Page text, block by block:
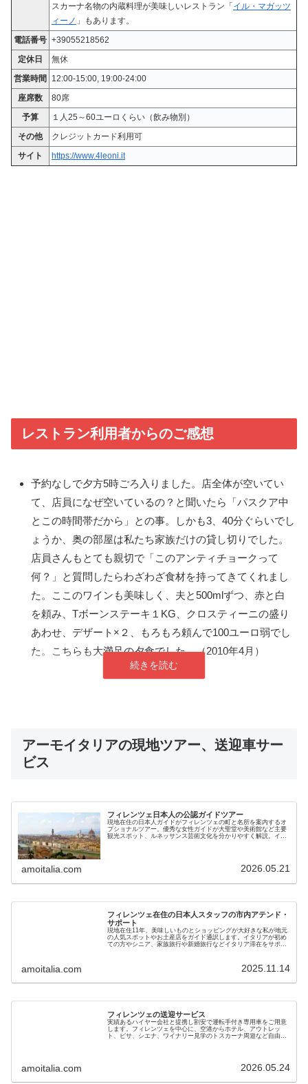
スカーナ名物の内蔵料理が美味しいレストラン「 イル・マガッツ
ィーノ 」もあります。
電話番号 +39055218562
定休日
無休
営業時間
12:00-15:00, 19:00-24:00
座席数
80席
予算
１人25～60ユーロくらい（飲み物別）
その他
クレジットカード利用可
サイト
https://www.4leoni.it
レストラン利用者からのご感想
予約なしで夕方5時ごろ入りました。店全体が空いてい
て、店員になぜ空いているの？と聞いたら「パスクア中
とこの時間帯だから」との事。しかも3、40分ぐらいでし
ょうか、奥の部屋は私たち家族だけの貸し切りでした。
店員さんもとても親切で「このアンティチョークって
何？」と質問したらわざわざ食材を持ってきてくれまし
た。ここのワインも美味しく、夫と500mlずつ、赤と白
を頼み、Tボーンステーキ１KG、クロスティーニの盛り
あわせ、デザート×２、もろもろ頼んで100ユーロ弱でし
た。こちらも大満足の夕食でした。（2010年4月）
アーモイタリアの現地ツアー、送迎車サー
ビス
フィレンツェ日本人の公認ガイドツアー
現地在住の日本人ガイドがフィレンツェの町と名所を案内するオ
プショナルツアー。優秀な女性ガイドが大聖堂や美術館など主要
観光スポット、ルネッサンス芸術文化を分かりやすく解説。イタ
amoitalia.com 2026.05.21
フィレンツェ在住の日本人スタッフの市内アテンド・
サポート
現地在住11年、美味しいものとショッピングが大好きな私が地元
の人気スポットやお土産店をガイド通訳します。イタリアが初め
ての方やシニア、家族旅行や新婚旅行などイタリア滞在をサポー
amoitalia.com 2025.11.14
フィレンツェの送迎サービス
実績あるハイヤー会社と提携し割安で運転手付き専用車をご用意
します。フィレンツェを中心に、空港からホテル、アウトレッ
ト、ピサ、シエナ、ワイナリー見学のトスカーナ周遊など自由に
amoitalia.com 2026.05.24